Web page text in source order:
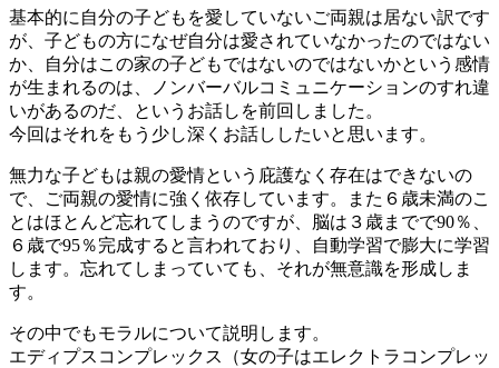
基本的に自分の子どもを愛していないご両親は居ない訳です
が、子どもの方になぜ自分は愛されていなかったのではない
か、自分はこの家の子どもではないのではないかという感情
が生まれるのは、ノンバーバルコミュニケーションのすれ違
いがあるのだ、というお話しを前回しました。
今回はそれをもう少し深くお話ししたいと思います。
無力な子どもは親の愛情という庇護なく存在はできないの
で、ご両親の愛情に強く依存しています。また６歳未満のこ
とはほとんど忘れてしまうのですが、脳は３歳までで90％、
６歳で95％完成すると言われており、自動学習で膨大に学習
します。忘れてしまっていても、それが無意識を形成しま
す。
その中でもモラルについて説明します。
エディプスコンプレックス（女の子はエレクトラコンプレッ